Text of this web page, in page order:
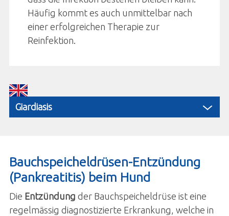
Häufig kommt es auch unmittelbar nach
einer erfolgreichen Therapie zur
Reinfektion.
Giardiasis
Bauchspeicheldrüsen-Entzündung
(Pankreatitis) beim Hund
Die Entzündung der Bauchspeicheldrüse ist eine
regelmässig diagnostizierte Erkrankung, welche in